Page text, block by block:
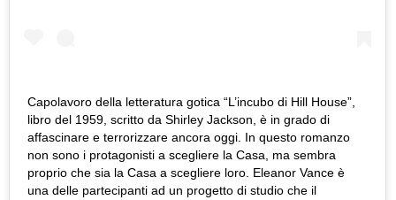
Capolavoro della letteratura gotica “L’incubo di Hill House”,
libro del 1959, scritto da Shirley Jackson, è in grado di
affascinare e terrorizzare ancora oggi. In questo romanzo
non sono i protagonisti a scegliere la Casa, ma sembra
proprio che sia la Casa a scegliere loro. Eleanor Vance è
una delle partecipanti ad un progetto di studio che il